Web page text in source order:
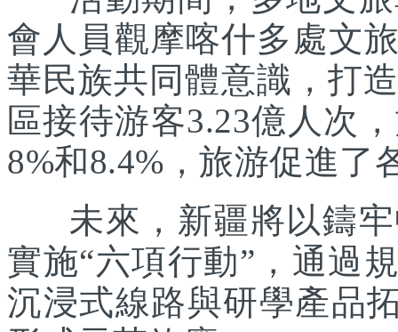
會人員觀摩喀什多處文
華民族共同體意識，打
區接待游客3.23億人次
8%和8.4%，旅游促進了
未來，新疆將以鑄牢
實施“六項行動”，通過
沉浸式線路與研學產品